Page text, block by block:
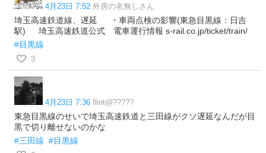
4月23日 7:52 外房の名無しさん
埼玉高速鉄道線、遅延 ・車両点検の影響(東急目黒線：日吉
駅) 埼玉高速鉄道公式 電車運行情報 s-rail.co.jp/ticket/train/
#目黒線
3
4月23日 7:36 flint@?????
東急目黒線のせいで埼玉高速鉄道と三田線がクソ遅延なんだが目
黒で切り離せないのかな
#三田線 #目黒線